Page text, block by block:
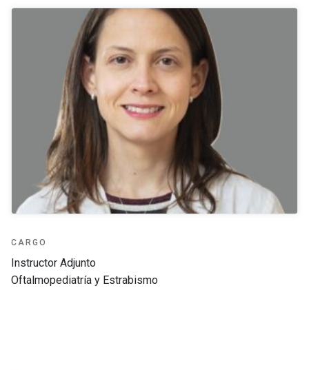
CARGO
Instructor Adjunto
Oftalmopediatría y Estrabismo